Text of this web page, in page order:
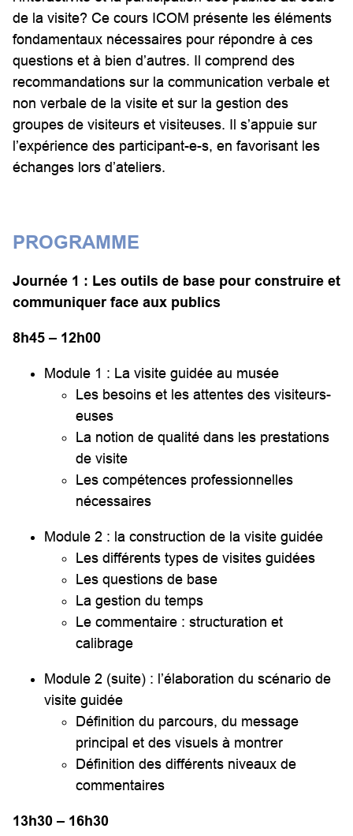
de la visite? Ce cours ICOM présente les éléments
fondamentaux nécessaires pour répondre à ces
questions et à bien d’autres. Il comprend des
recommandations sur la communication verbale et
non verbale de la visite et sur la gestion des
groupes de visiteurs et visiteuses. Il s’appuie sur
l’expérience des participant-e-s, en favorisant les
échanges lors d’ateliers.
PROGRAMME
Journée 1 : Les outils de base pour construire et
communiquer face aux publics
8h45 – 12h00
Module 1 : La visite guidée au musée
Les besoins et les attentes des visiteurs-
euses
La notion de qualité dans les prestations
de visite
Les compétences professionnelles
nécessaires
Module 2 : la construction de la visite guidée
Les différents types de visites guidées
Les questions de base
La gestion du temps
Le commentaire : structuration et
calibrage
Module 2 (suite) : l’élaboration du scénario de
visite guidée
Définition du parcours, du message
principal et des visuels à montrer
Définition des différents niveaux de
commentaires
13h30 – 16h30